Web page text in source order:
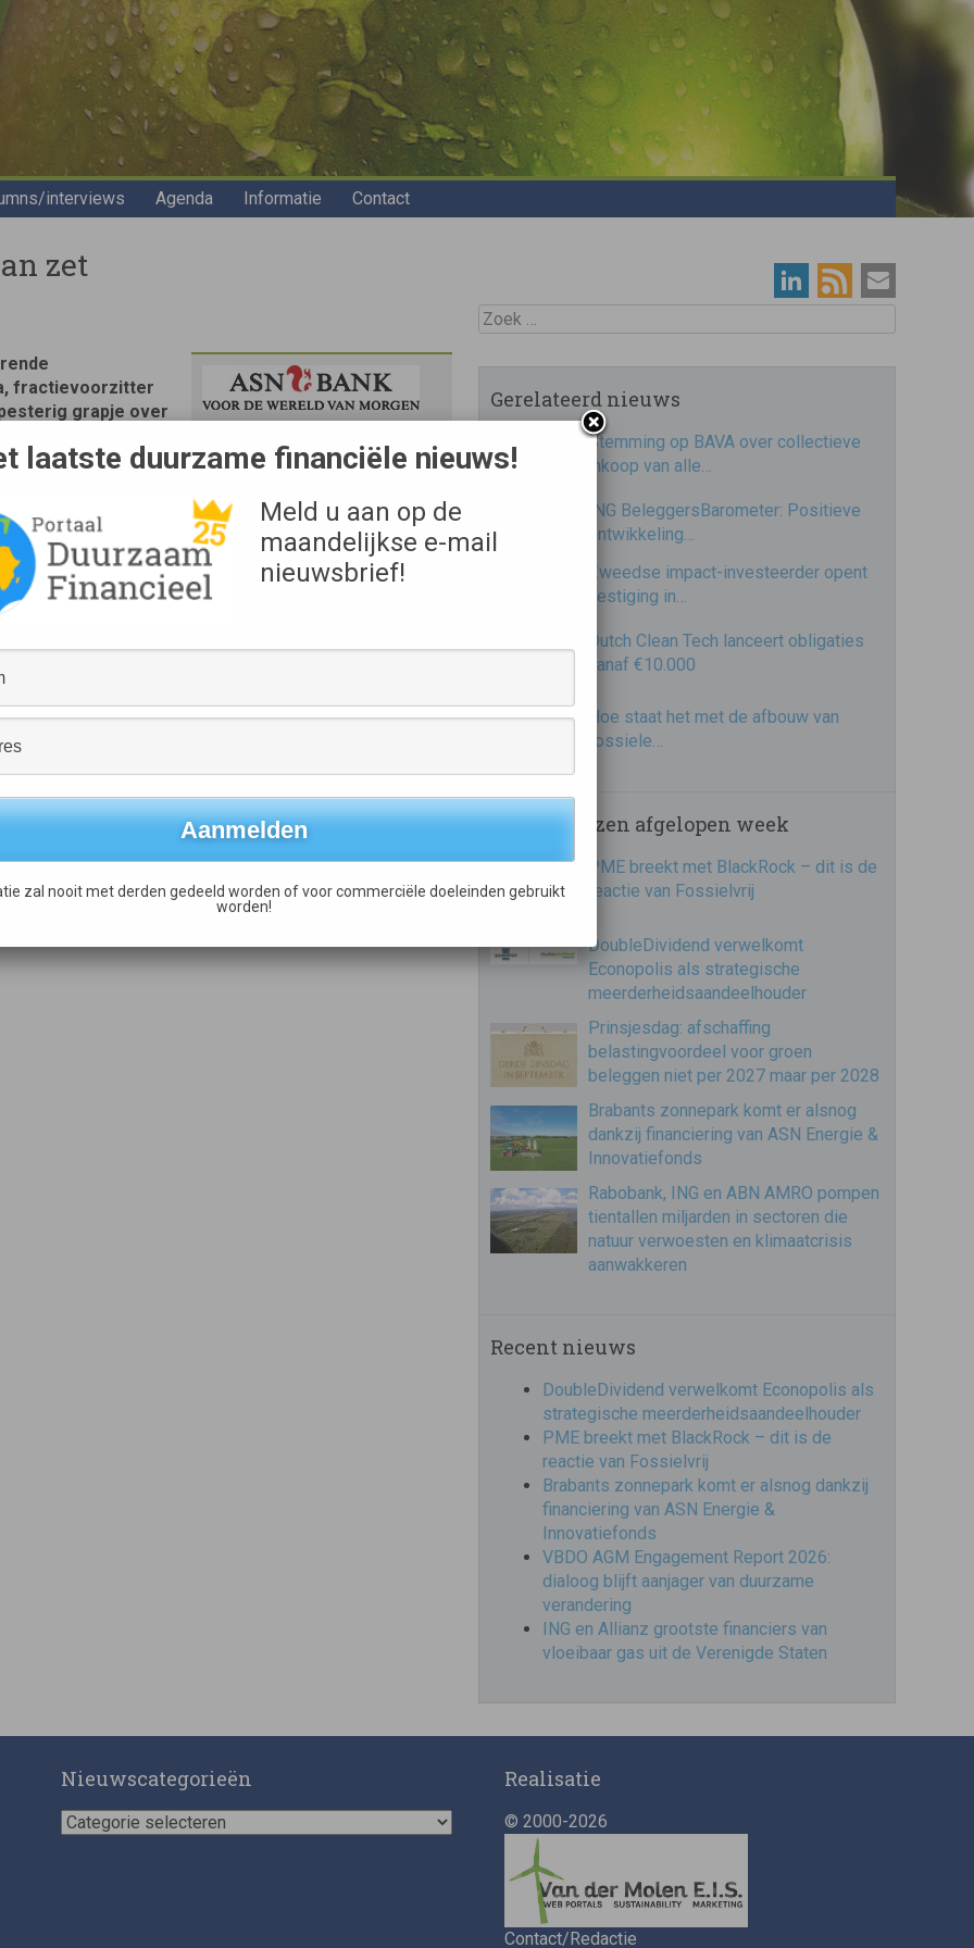
interviews Agenda Informatie Contact
zet
De Pers
fractievoorzitter
grapje over
zich hadden
kunnen wij
deze tijd niet
geef om in te
Enquête Landbouwkrediet in België legt grote nood aan
Zoek
Gerelateerd nieuws
Stemming op BAVA over collectieve
inkoop van alle…
ING BeleggersBarometer: Positieve
ontwikkeling…
Zweedse impact-investeerder opent
vestiging in…
Dutch Clean Tech lanceert obligaties
vanaf €10.000
Hoe staat het met de afbouw van
fossiele…
Meest gelezen afgelopen week
PME breekt met BlackRock – dit is de
reactie van Fossielvrij
DoubleDividend verwelkomt
Econopolis als strategische
meerderheidsaandeelhouder
Prinsjesdag: afschaffing
belastingvoordeel voor groen
beleggen niet per 2027 maar per 2028
Brabants zonnepark komt er alsnog
dankzij financiering van ASN Energie &
Innovatiefonds
Rabobank, ING en ABN AMRO pompen
tientallen miljarden in sectoren die
natuur verwoesten en klimaatcrisis
aanwakkeren
Recent nieuws
DoubleDividend verwelkomt Econopolis als
strategische meerderheidsaandeelhouder
PME breekt met BlackRock – dit is de
reactie van Fossielvrij
Brabants zonnepark komt er alsnog dankzij
financiering van ASN Energie &
Innovatiefonds
VBDO AGM Engagement Report 2026:
dialoog blijft aanjager van duurzame
verandering
ING en Allianz grootste financiers van
vloeibaar gas uit de Verenigde Staten
Nieuwscategorieën
Nieuwscategorieën
Realisatie
© 2000-2026
Contact/Redactie
laatste duurzame financiële nieuws!
Meld u aan op de
maandelijkse e-mail
nieuwsbrief!
zal nooit met derden gedeeld worden of voor commerciële doeleinden gebruikt
worden!